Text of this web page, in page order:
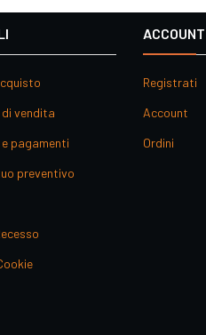
di vendita
pagamenti
preventivo
ACCOUNT
Registrati
Account
Ordini